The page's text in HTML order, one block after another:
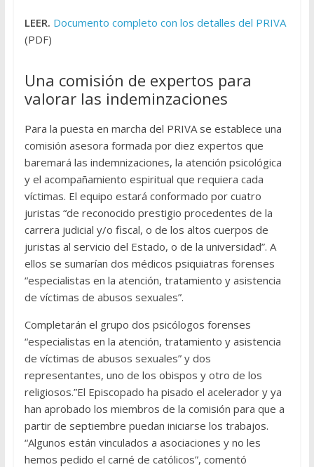
LEER. Documento completo con los detalles del PRIVA
(PDF)
Una comisión de expertos para
valorar las indeminzaciones
Para la puesta en marcha del PRIVA se establece una
comisión asesora formada por diez expertos que
baremará las indemnizaciones, la atención psicológica
y el acompañamiento espiritual que requiera cada
víctimas. El equipo estará conformado por cuatro
juristas “de reconocido prestigio procedentes de la
carrera judicial y/o fiscal, o de los altos cuerpos de
juristas al servicio del Estado, o de la universidad”. A
ellos se sumarían dos médicos psiquiatras forenses
“especialistas en la atención, tratamiento y asistencia
de víctimas de abusos sexuales”.
Completarán el grupo dos psicólogos forenses
“especialistas en la atención, tratamiento y asistencia
de víctimas de abusos sexuales” y dos
representantes, uno de los obispos y otro de los
religiosos.”El Episcopado ha pisado el acelerador y ya
han aprobado los miembros de la comisión para que a
partir de septiembre puedan iniciarse los trabajos.
“Algunos están vinculados a asociaciones y no les
hemos pedido el carné de católicos”, comentó